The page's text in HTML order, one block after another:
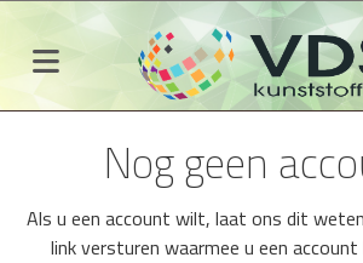
Nog geen
Als u een account wilt, laat ons dit
link versturen waarmee u een